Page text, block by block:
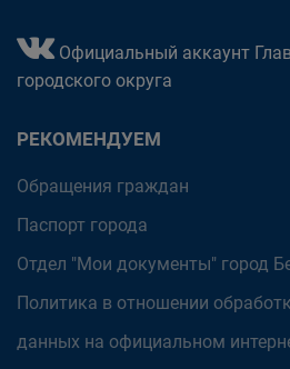
Официальный аккаунт
городского округа
РЕКОМЕНДУЕМ
Обращения граждан
Паспорт города
Отдел "Мои документы" город
Политика в отношении
данных на официальном